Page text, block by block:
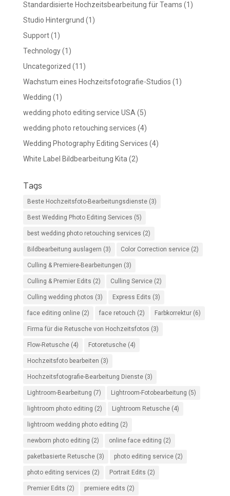
Standardisierte Hochzeitsbearbeitung für Teams (1)
Studio Hintergrund (1)
Support(1)
Technology(1)
Uncategorized (11)
Wachstum eines Hochzeitsfotografie-Studios (1)
Wedding (1)
wedding photo editing service USA (5)
wedding photo retouching services (4)
Wedding Photography Editing Services (4)
White Label Bildbearbeitung Kita (2)
Tags
Beste Hochzeitsfoto-Bearbeitungsdienste(3)
Best Wedding Photo Editing Services (5)
best wedding photo retouching services (2)
Bildbearbeitung auslagern (3) Color Correction service(2)
Culling & Premiere-Bearbeitungen (3)
Culling & Premier Edits (2) Culling Service(2)
Culling wedding photos (3) Express Edits (3)
face editing online(2) face retouch (2) Farbkorrektur(6)
Firma für die Retusche von Hochzeitsfotos (3)
Flow-Retusche(4) Fotoretusche(4)
Hochzeitsfoto bearbeiten (3)
Hochzeitsfotografie-Bearbeitung Dienste(3)
Lightroom-Bearbeitung (7) Lightroom-Fotobearbeitung (5)
lightroom photo editing (2) Lightroom Retusche(4)
lightroom wedding photo editing (2)
newborn photo editing (2) online face editing (2)
paketbasierte Retusche(3) photo editing service(2)
photo editing services (2) Portrait Edits (2)
Premier Edits (2) premiere edits (2)